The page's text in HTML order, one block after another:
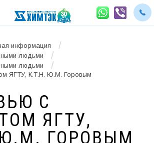
информация /
людьми /
людьми /
ЯГТУ, К.Т.Н. Ю.М. Горовым
С
ЯГТУ,
ГОРОВЫМ